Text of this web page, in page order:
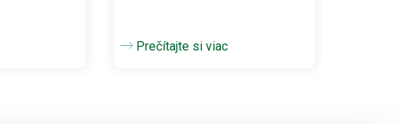
Prečítajte si viac